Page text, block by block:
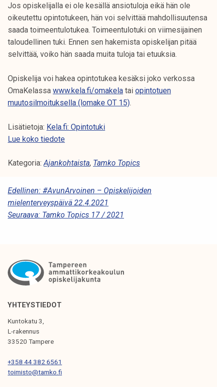
Jos opiskelijalla ei ole kesällä ansiotuloja eikä hän ole
oikeutettu opintotukeen, hän voi selvittää mahdollisuutensa
saada toimeentulotukea. Toimeentulotuki on viimesijainen
taloudellinen tuki. Ennen sen hakemista opiskelijan pitää
selvittää, voiko hän saada muita tuloja tai etuuksia.
Opiskelija voi hakea opintotukea kesäksi joko verkossa
OmaKelassa www.kela.fi/omakela tai opintotuen
muutosilmoituksella (lomake OT 15).
Lisätietoja: Kela.fi: Opintotuki
Lue koko tiedote
Kategoria:Ajankohtaista, Tamko Topics
A
R
K
L
I
E
S
Edellinen: #AvunArvoinen – Opiskelijoiden
mielenterveyspäivä 22.4.2021
Seuraava: Tamko Topics 17 / 2021
YHTEYSTIEDOT
Kuntokatu 3,
L-rakennus
33520 Tampere
+358 44 382 6561
toimisto@tamko.fi